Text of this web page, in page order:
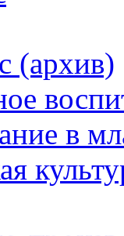
(архив)
в